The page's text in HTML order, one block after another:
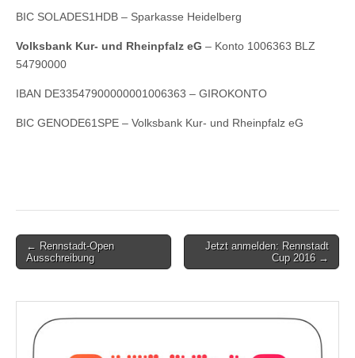
BIC SOLADES1HDB – Sparkasse Heidelberg
Volksbank Kur- und Rheinpfalz eG – Konto 1006363 BLZ
54790000
IBAN DE33547900000001006363 – GIROKONTO
BIC GENODE61SPE – Volksbank Kur- und Rheinpfalz eG
Post
navigation
← Rennstadt-Open
Ausschreibung
Jetzt anmelden: Rennstadt
Cup 2016 →